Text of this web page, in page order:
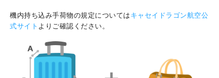
機内持ち込み手荷物の規定についてはキャセイドラゴン航空公
式サイト よりご確認ください。